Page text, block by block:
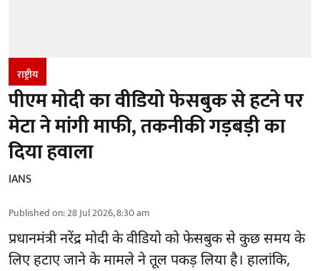
राष्ट्रीय
पीएम मोदी का वीडियो फेसबुक से हटने पर
मेटा ने मांगी माफी, तकनीकी गड़बड़ी का
दिया हवाला
IANS
Published on:28 Jul 2026, 8:30 am
प्रधानमंत्री नरेंद्र मोदीके वीडियो को फेसबुक से कुछ समय के
लिए हटाए जाने के मामले ने तूल पकड़ लिया है। हालांकि,